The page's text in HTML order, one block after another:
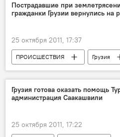
Пострадавшие при
гражданки Грузии вернулись на
25 октября 2011, 17:37
ПРОИСШЕСТВИЯ
Грузия
НОВОСТИ
Грузия готова оказать помощь
администрация Саакашвили
25 октября 2011, 17:22